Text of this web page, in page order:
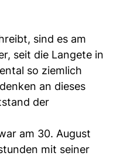
sind es am
seit die Langete in
so ziemlich
an dieses
der
am 30. August
mit seiner